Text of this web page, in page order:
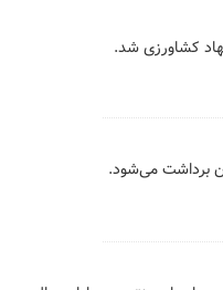
کشاورزی شد.
برداشت می‌شود.